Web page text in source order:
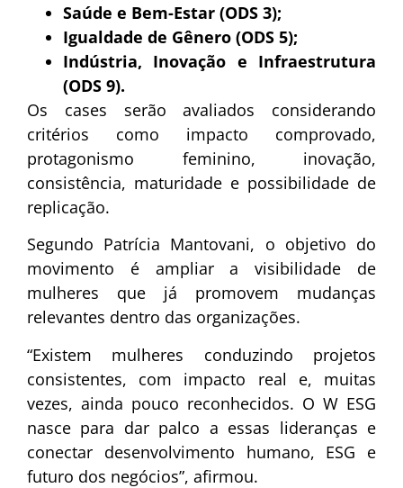
Saúde e Bem-Estar (ODS 3);
Igualdade de Gênero (ODS 5);
Indústria, Inovação e Infraestrutura
(ODS 9).
Os cases serão avaliados considerando
critérios como impacto comprovado,
protagonismo feminino, inovação,
consistência, maturidade e possibilidade de
replicação.
Segundo Patrícia Mantovani, o objetivo do
movimento é ampliar a visibilidade de
mulheres que já promovem mudanças
relevantes dentro das organizações.
“Existem mulheres conduzindo projetos
consistentes, com impacto real e, muitas
vezes, ainda pouco reconhecidos. O W ESG
nasce para dar palco a essas lideranças e
conectar desenvolvimento humano, ESG e
futuro dos negócios”, afirmou.